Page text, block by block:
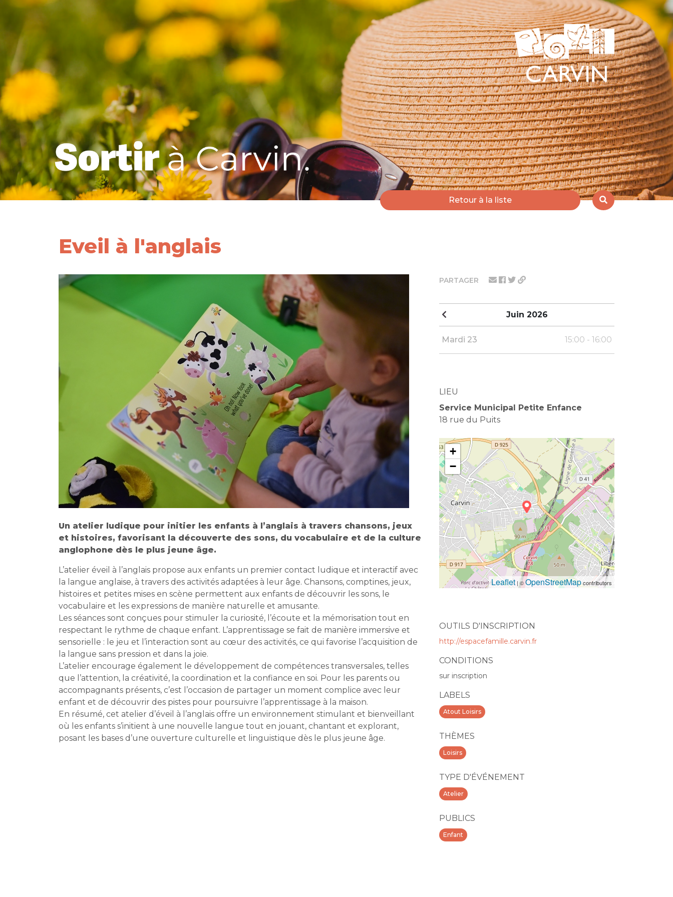
Retour à la liste
PARTAGER
Juin 2026
Mardi 23 15:00 - 16:00
LIEU
Service Municipal Petite Enfance
18 rue du Puits
+
−
Leaflet | ©OpenStreetMapcontributors
OUTILS D'INSCRIPTION
http://espacefamille.carvin.fr
CONDITIONS
sur inscription
LABELS
Atout Loisirs
THÈMES
Loisirs
TYPE D'ÉVÉNEMENT
Atelier
PUBLICS
Enfant
Eveil à l'anglais
Un atelier ludique pour initier les enfants à l’anglais à travers chansons, jeux
et histoires, favorisant la découverte des sons, du vocabulaire et de la culture
anglophone dès le plus jeune âge.
L’atelier éveil à l’anglais propose aux enfants un premier contact ludique et interactif avec
la langue anglaise, à travers des activités adaptées à leur âge. Chansons, comptines, jeux,
histoires et petites mises en scène permettent aux enfants de découvrir les sons, le
vocabulaire et les expressions de manière naturelle et amusante.
Les séances sont conçues pour stimuler la curiosité, l’écoute et la mémorisation tout en
respectant le rythme de chaque enfant. L’apprentissage se fait de manière immersive et
sensorielle : le jeu et l’interaction sont au cœur des activités, ce qui favorise l’acquisition de
la langue sans pression et dans la joie.
L’atelier encourage également le développement de compétences transversales, telles
que l’attention, la créativité, la coordination et la confiance en soi. Pour les parents ou
accompagnants présents, c’est l’occasion de partager un moment complice avec leur
enfant et de découvrir des pistes pour poursuivre l’apprentissage à la maison.
En résumé, cet atelier d’éveil à l’anglais offre un environnement stimulant et bienveillant
où les enfants s’initient à une nouvelle langue tout en jouant, chantant et explorant,
posant les bases d’une ouverture culturelle et linguistique dès le plus jeune âge.